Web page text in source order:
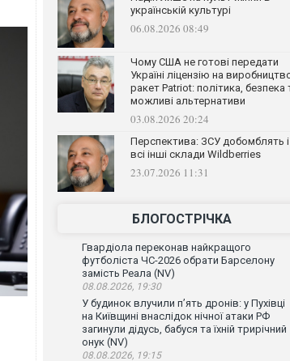
українській культурі
06.08.2026 08:49
Чому США не готові передати
Україні ліцензію на
ракет Patriot: політика, безпека
можливі альтернативи
03.08.2026 20:24
Перспектива: ЗСУ добомблять і
всі інші склади Wildberries
23.07.2026 11:31
БЛОГОСТРІЧКА
Гвардіола переконав найкращого
футболіста ЧС-2026 обрати Барселону
замість Реала (NV)
08.08.2026, 19:30
У будинок влучили п’ять дронів: у Пухівці
на Київщині внаслідок нічної атаки РФ
загинули дідусь, бабуся та їхній трирічний
онук (NV)
08.08.2026, 19:15